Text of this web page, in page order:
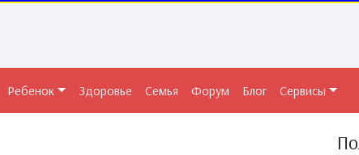
Ребенок Здоровье Семья Форум Блог Сервисы